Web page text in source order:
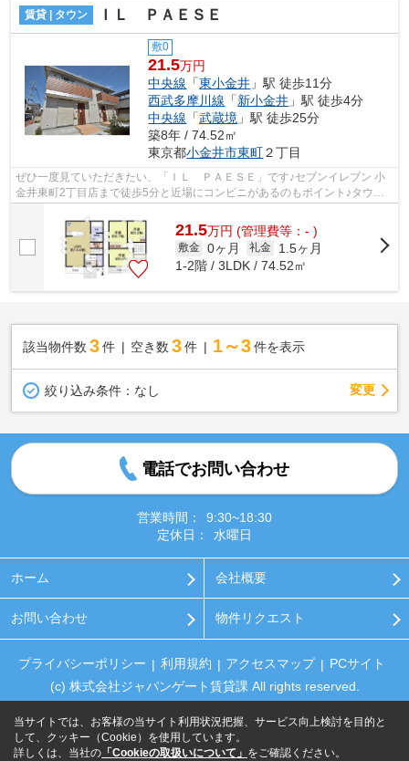
賃貸 | タウン ＩＬ ＰＡＥＳＥ
敷0
21.5万円
中央線 「東小金井 」駅 徒歩11分
西武多摩川線 「新小金井 」駅 徒歩4分
中央線 「武蔵境 」駅 徒歩25分
築8年 / 74.52㎡
東京都小金井市東町２丁目
ぜひ一度見ていただきたい、「ＩＬ ＰＡＥＳＥ」です♪セブンイレブン 小
金井東町2丁目店まで徒歩5分と近場にコンビニがあるのもポイント♪タウン
21.5万円 (管理費等：- )
敷金 0ヶ月 礼金
1.5ヶ月
1-2階 / 3LDK / 74.52㎡
該当物件数 3件 空き数 3 件 1～3 件を表示
絞り込み条件： なし 変更
電話でお問い合わせ
営業時間：
9:30~18:30
定休日：
水曜日
ホーム 会社概要
お問い合わせ 物件リクエスト
プライバシーポリシー 利用規約 アクセスマップ
PCサイト
(c) 株式会社ジャパンゲート賃貸課 All rights reserved.
当サイトでは、お客様の当サイト利用状況把握、サービス向上検討を目的と
して、クッキー（Cookie）を使用しています。
詳しくは、当社の 「Cookieの取扱いについて」 をご確認ください。